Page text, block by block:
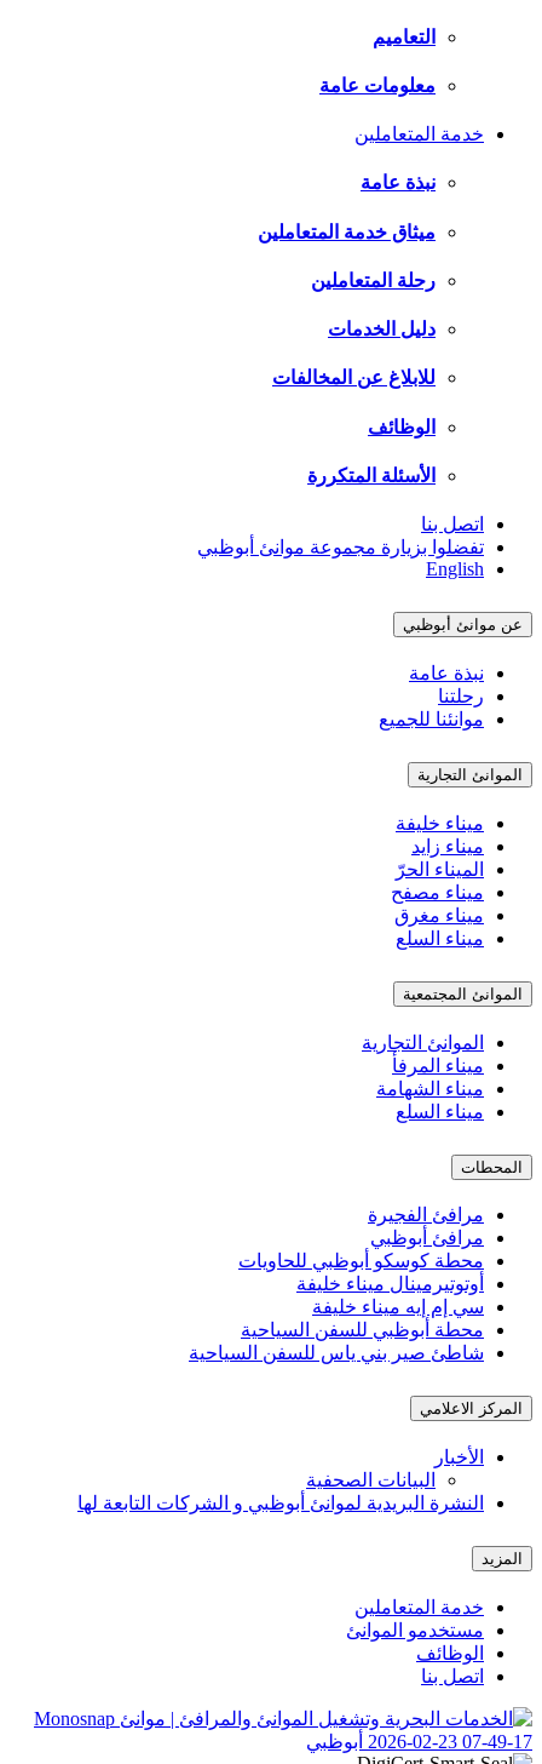
التعاميم
معلومات عامة
خدمة المتعاملين
نبذة عامة
ميثاق خدمة المتعاملين
رحلة المتعاملين
دليل الخدمات
للابلاغ عن المخالفات
الوظائف
الأسئلة المتكررة
اتصل بنا
تفضلوا بزيارة مجموعة موانئ أبوظبي
English
عن موانئ أبوظبي
نبذة عامة
رحلتنا
موانئنا للجميع
الموانئ التجارية
ميناء خليفة
ميناء زايد
الميناء الحرّ
ميناء مصفح
ميناء مغرق
ميناء السلع
الموانئ المجتمعية
الموانئ التجارية
ميناء المرفأ
ميناء الشهامة
ميناء السلع
المحطات
مرافئ الفجيرة
مرافئ أبوظبي
محطة كوسكو أبوظبي للحاويات
أوتوتيرمينال ميناء خليفة
سي إم إيه ميناء خليفة
محطة أبوظبي للسفن السياحية
شاطئ صير بني ياس للسفن السياحية
المركز الاعلامي
الأخبار
البيانات الصحفية
النشرة البريدية لموانئ أبوظبي و الشركات التابعة لها
المزيد
خدمة المتعاملين
مستخدمو الموانئ
الوظائف
اتصل بنا